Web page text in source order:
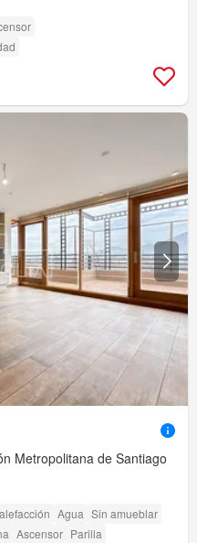
Metropolitana de Santiago
Agua Sin amueblar
Ascensor Parilla